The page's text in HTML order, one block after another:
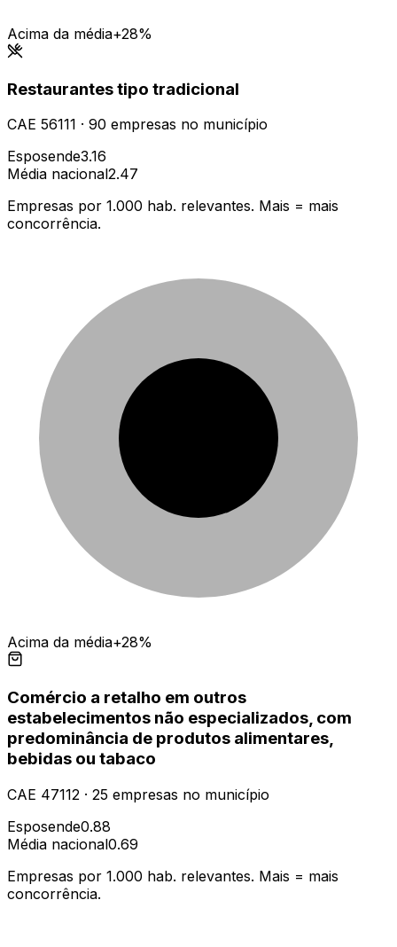
Acima da média+28%
Restaurantes tipo tradicional
CAE 56111 · 90 empresas no município
Esposende3.16
Média nacional2.47
Empresas por 1.000 hab. relevantes. Mais = mais
concorrência.
Acima da média+28%
Comércio a retalho em outros
estabelecimentos não especializados, com
predominância de produtos alimentares,
bebidas ou tabaco
CAE 47112 · 25 empresas no município
Esposende0.88
Média nacional0.69
Empresas por 1.000 hab. relevantes. Mais = mais
concorrência.